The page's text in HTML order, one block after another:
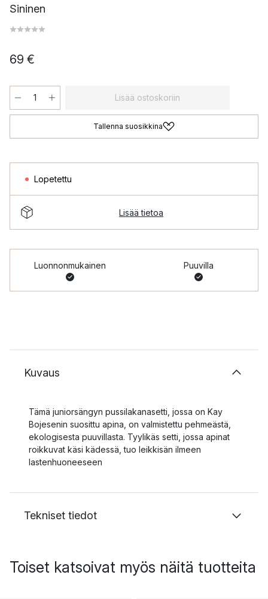
Sininen
69 €
Lisää ostoskoriin
Tallenna suosikkina
Lopetettu
Lisää tietoa
Luonnonmukainen Puuvilla
Kuvaus
Tämä juniorsängyn pussilakanasetti, jossa on Kay
Bojesenin suosittu apina, on valmistettu pehmeästä,
ekologisesta puuvillasta. Tyylikäs setti, jossa apinat
roikkuvat käsi kädessä, tuo leikkisän ilmeen
lastenhuoneeseen
Tekniset tiedot
Toiset katsoivat myös näitä tuotteita